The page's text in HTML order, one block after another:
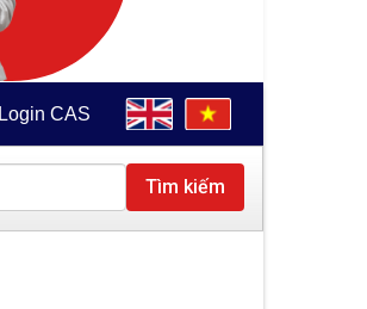
Login CAS
Tìm kiếm